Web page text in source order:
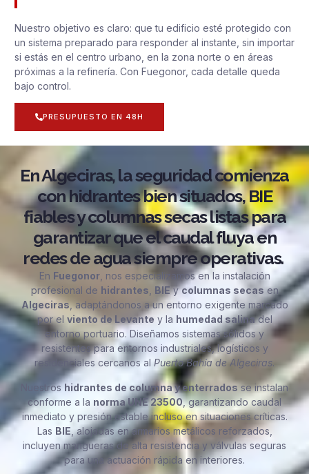
Nuestro objetivo es claro: que tu edificio esté protegido con
un sistema preparado para responder al instante, sin importar
si estás en el centro urbano, en la zona norte o en áreas
próximas a la refinería. Con Fuegonor, cada detalle queda
bajo control.
PRESUPUESTO EN 48H
En Algeciras, la seguridad comienza
con hidrantes bien situados, BIE
fiables y columnas secas listas para
garantizar que el caudal fluya en
redes de agua siempre operativas.
En Fuegonor, nos especializamos en la instalación
profesional de hidrantes, BIEycolumnas secasen
Algeciras, adaptándonos a un entorno exigente marcado
por el viento de Levante y la humedad salinadel
entorno portuario. Diseñamos sistemas sólidos y
resistentes para entornos industriales, logísticos y
residenciales cercanos al Puerto Bahía de Algeciras.
Nuestroshidrantes de columna y enterradosse instalan
conforme a la norma UNE 23500, garantizando caudal
inmediato y presión estable incluso en situaciones críticas.
Las BIE , alojadas en armarios metálicos reforzados,
incluyen mangueras de alta resistencia y válvulas seguras
para una actuación rápida en interiores.